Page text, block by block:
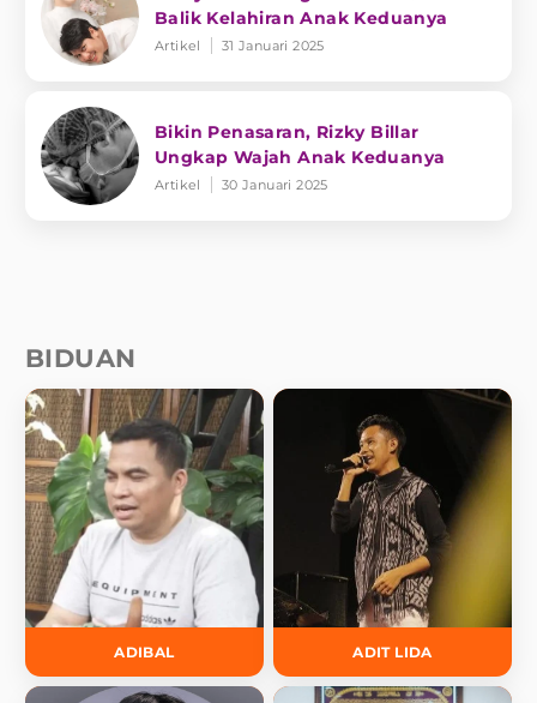
Balik Kelahiran Anak Keduanya
Artikel 31 Januari 2025
Bikin Penasaran, Rizky Billar
Ungkap Wajah Anak Keduanya
Artikel 30 Januari 2025
BIDUAN
ADIBAL ADIT LIDA